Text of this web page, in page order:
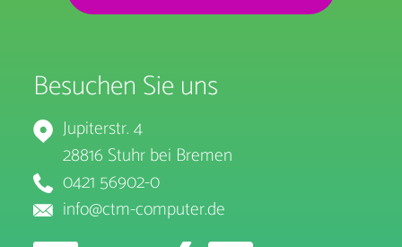
Besuchen Sie uns
Jupiterstr. 4
28816 Stuhr bei Bremen
0421 56902-0
info@ctm-computer.de